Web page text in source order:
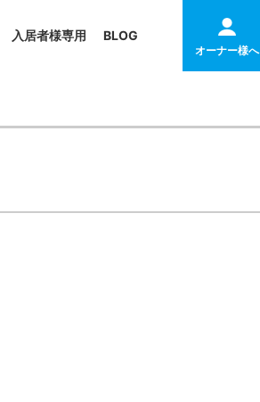
入居者様専用 BLOG
オーナー様へ